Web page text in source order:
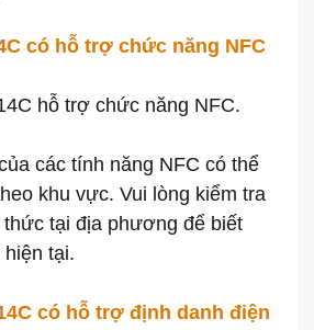
có hỗ trợ chức năng NFC
hỗ trợ chức năng NFC.
các tính năng NFC có thể
khu vực. Vui lòng kiểm tra
tại địa phương để biết
tại.
có hỗ trợ định danh điện